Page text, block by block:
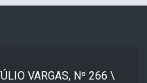
VARGAS, Nº 266 \